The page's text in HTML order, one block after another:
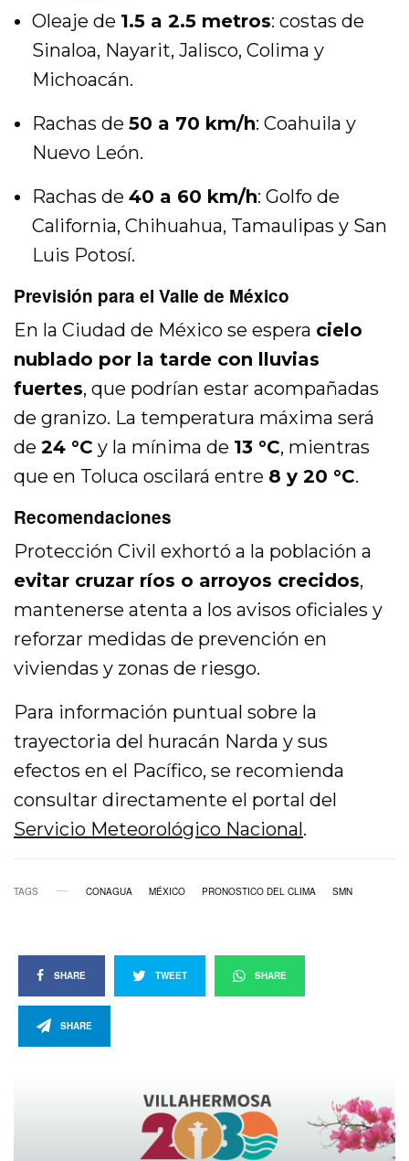
Oleaje de 1.5 a 2.5 metros: costas de
Sinaloa, Nayarit, Jalisco, Colima y
Michoacán.
Rachas de50 a 70 km/h: Coahuila y
Nuevo León.
Rachas de40 a 60 km/h: Golfo de
California, Chihuahua, Tamaulipas y San
Luis Potosí.
Previsión para el Valle de México
En la Ciudad de México se espera cielo
nublado por la tarde con lluvias
fuertes, que podrían estar acompañadas
de granizo. La temperatura máxima será
de24 °C y la mínima de 13 °C, mientras
que en Toluca oscilará entre 8 y 20 °C.
Recomendaciones
Protección Civil exhortó a la población a
evitar cruzar ríos o arroyos crecidos,
mantenerse atenta a los avisos oficiales y
reforzar medidas de prevención en
viviendas y zonas de riesgo.
Para información puntual sobre la
trayectoria del huracán Narda y sus
efectos en el Pacífico, se recomienda
consultar directamente el portal del
Servicio Meteorológico Nacional.
TAGS CONAGUA MÉXICO PRONOSTICO DEL CLIMA SMN
SHARE TWEET SHARE
SHARE